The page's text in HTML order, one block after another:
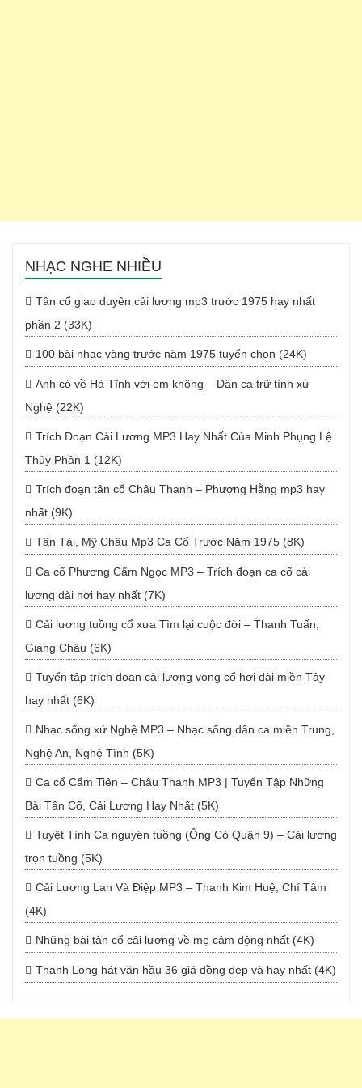
NHẠC NGHE NHIỀU
Tân cổ giao duyên cải lương mp3 trước 1975 hay nhất
phần 2 (33K)
100 bài nhạc vàng trước năm 1975 tuyển chọn (24K)
Anh có về Hà Tĩnh với em không – Dân ca trữ tình xứ
Nghệ (22K)
Trích Đoạn Cải Lương MP3 Hay Nhất Của Minh Phụng Lệ
Thủy Phần 1 (12K)
Trích đoạn tân cổ Châu Thanh – Phượng Hằng mp3 hay
nhất (9K)
Tấn Tài, Mỹ Châu Mp3 Ca Cổ Trước Năm 1975 (8K)
Ca cổ Phương Cẩm Ngọc MP3 – Trích đoạn ca cổ cải
lương dài hơi hay nhất (7K)
Cải lương tuồng cổ xưa Tìm lại cuộc đời – Thanh Tuấn,
Giang Châu (6K)
Tuyển tập trích đoạn cải lương vọng cổ hơi dài miền Tây
hay nhất (6K)
Nhạc sống xứ Nghệ MP3 – Nhạc sống dân ca miền Trung,
Nghệ An, Nghệ Tĩnh (5K)
Ca cổ Cẩm Tiên – Châu Thanh MP3 | Tuyển Tập Những
Bài Tân Cổ, Cải Lương Hay Nhất (5K)
Tuyệt Tình Ca nguyên tuồng (Ông Cò Quận 9) – Cải lương
trọn tuồng (5K)
Cải Lương Lan Và Điệp MP3 – Thanh Kim Huệ, Chí Tâm
(4K)
Những bài tân cổ cải lương về mẹ cảm động nhất (4K)
Thanh Long hát văn hầu 36 giá đồng đẹp và hay nhất (4K)